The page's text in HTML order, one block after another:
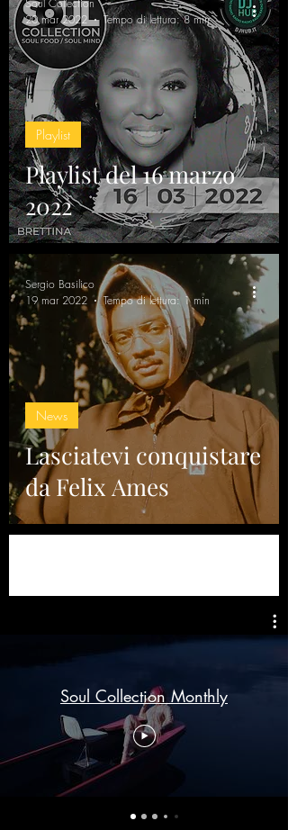
Playlist del 16 marzo
2022
Playlist
Soul Collection
20 mar 2022
Tempo di lettura: 8 min
Lasciatevi conquistare
da Felix Ames
News
Sergio Basilico
19 mar 2022
Tempo di lettura: 1 min
Soul Collection Monthly